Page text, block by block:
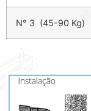
N° 3 (45-90 Kg)